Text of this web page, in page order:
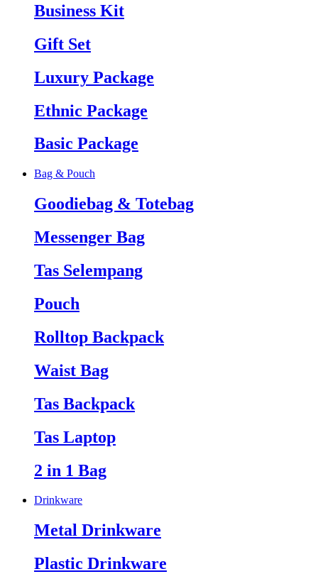
Business Kit
Gift Set
Luxury Package
Ethnic Package
Basic Package
Bag & Pouch
Goodiebag & Totebag
Messenger Bag
Tas Selempang
Pouch
Rolltop Backpack
Waist Bag
Tas Backpack
Tas Laptop
2 in 1 Bag
Drinkware
Metal Drinkware
Plastic Drinkware